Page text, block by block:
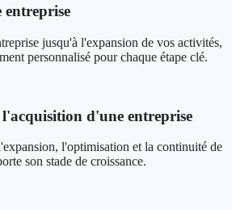
entreprise
jusqu'à l'expansion de vos activités,
personnalisé pour chaque étape clé.
d'une entreprise
l'optimisation et la continuité de
son stade de croissance.